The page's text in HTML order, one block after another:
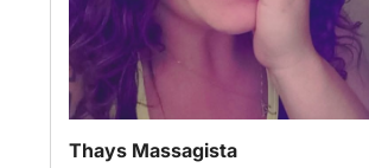
Thays Massagista